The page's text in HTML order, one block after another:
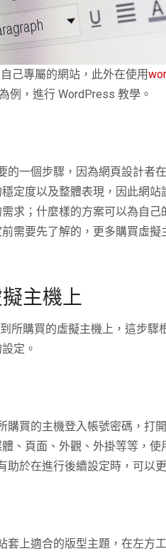
己專屬的網站，此外在使用
例，進行 WordPress 教學。
一個步驟，因為網頁設計者
定度以及整體表現，因此網
求；什麼樣的方案可以為自
需要先了解的，更多購買虛擬
主機上
所購買的虛擬主機上，這步驟
定。
買的主機登入帳號密碼，打
、頁面、外觀、外掛等等，
於在進行後續設定時，可以
上適合的版型主題，在左方